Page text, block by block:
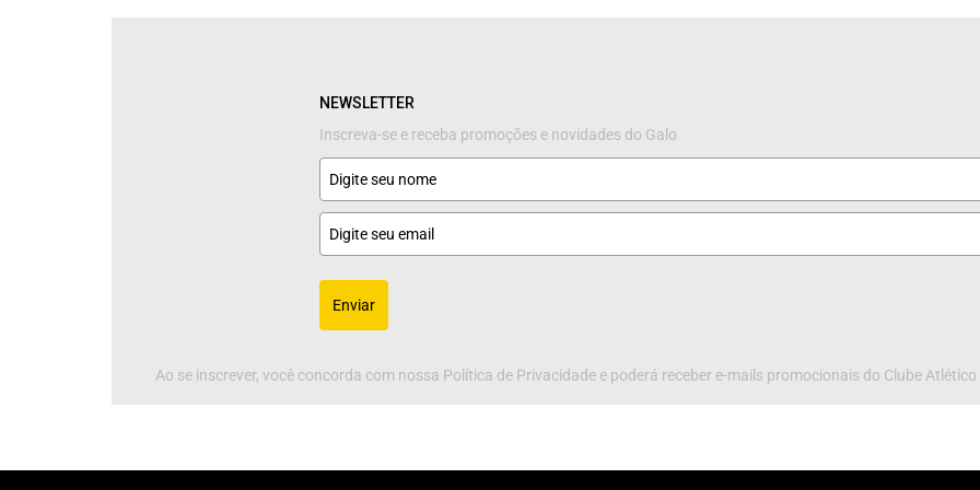
NEWSLETTER
Inscreva-se e receba promoções e novidades do Galo
Enviar
Ao se inscrever, você concorda com nossa Política de Privacidade e poderá receber e-mails promocionais do Clube Atlético